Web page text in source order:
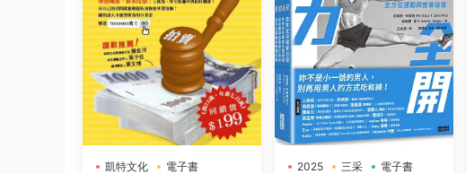
凱特文化 電子書 2025 三采 電子書